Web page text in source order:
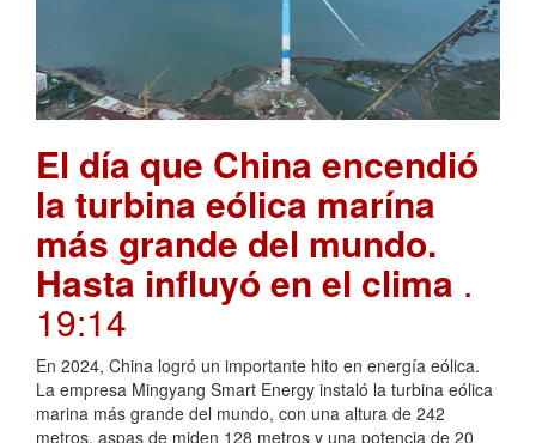
El día que China encendió
la turbina eólica marína
más grande del mundo.
Hasta influyó en el clima .
19:14
En 2024, China logró un importante hito en energía eólica.
La empresa Mingyang Smart Energy instaló la turbina eólica
marina más grande del mundo, con una altura de 242
metros, aspas de miden 128 metros y una potencia de 20